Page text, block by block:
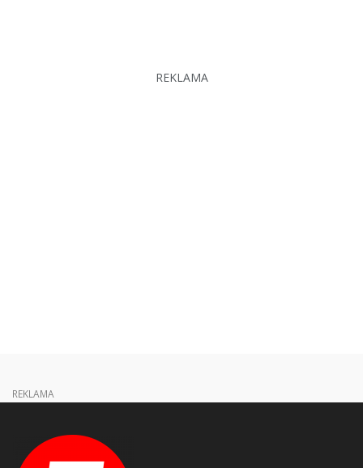
REKLAMA
REKLAMA